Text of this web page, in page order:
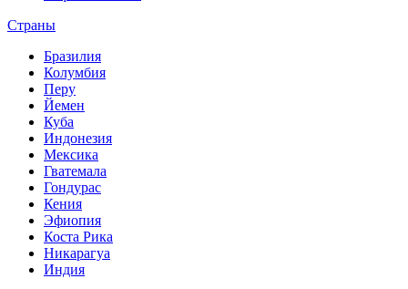
Страны
Бразилия
Колумбия
Перу
Йемен
Куба
Индонезия
Мексика
Гватемала
Гондурас
Кения
Эфиопия
Коста Рика
Никарагуа
Индия